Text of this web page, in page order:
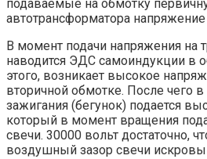
подаваемые на обмотку
автотрансформатора напряжение
В момент подачи напряжения на
наводится ЭДС самоиндукции в
этого, возникает высокое
вторичной обмотке. После чего
зажигания (бегунок) подается
который в момент вращения
свечи. 30000 вольт достаточно,
воздушный зазор свечи